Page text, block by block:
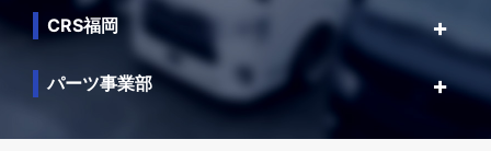
CRS福岡
パーツ事業部